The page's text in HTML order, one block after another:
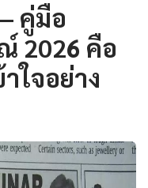
คู่มือ
2026 คือ
ใจอย่าง